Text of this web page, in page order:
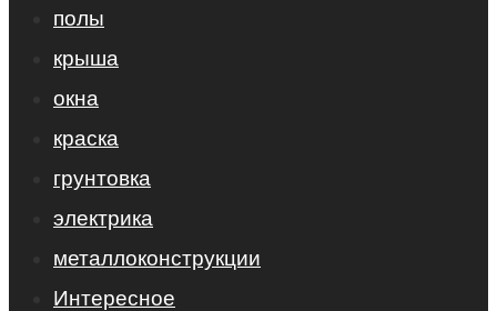
полы
крыша
окна
краска
грунтовка
электрика
металлоконструкции
Интересное